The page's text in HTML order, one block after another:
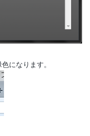
になります。